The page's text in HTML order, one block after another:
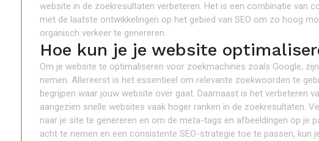
website in de zoekresultaten verbeteren. Het is een combinatie van
met de laatste ontwikkelingen op het gebied van SEO om zo hoog
organisch verkeer te genereren.
Hoe kun je je website
Om je website te optimaliseren voor zoekmachines zoals Google,
nemen. Allereerst is het essentieel om relevante zoekwoorden te
begrijpen waar jouw website over gaat. Daarnaast is het verbeteren
aangezien snelle websites vaak hoger ranken in de zoekresultaten.
naar je site te genereren en om de meta-tags en afbeeldingen op je
acht te nemen en een consistente SEO-strategie toe te passen, kun